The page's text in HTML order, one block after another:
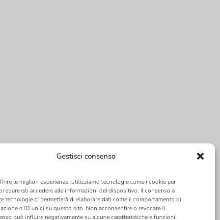
Gestisci consenso
le migliori esperienze, utilizziamo tecnologie come i cookie per
e/o accedere alle informazioni del dispositivo. Il consenso a
tecnologie ci permetterà di elaborare dati come il comportamento di
o ID unici su questo sito. Non acconsentire o revocare il
può influire negativamente su alcune caratteristiche e funzioni.